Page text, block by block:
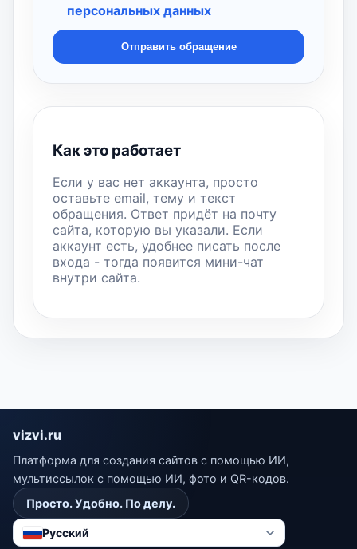
персональных данных
Отправить обращение
Как это работает
Если у вас нет аккаунта, просто
оставьте email, тему и текст
обращения. Ответ придёт на почту
сайта, которую вы указали. Если
аккаунт есть, удобнее писать после
входа - тогда появится мини-чат
внутри сайта.
vizvi.ru
Платформа для создания сайтов с помощью ИИ,
мультиссылок с помощью ИИ, фото и QR-кодов.
Просто. Удобно. По делу.
Русский